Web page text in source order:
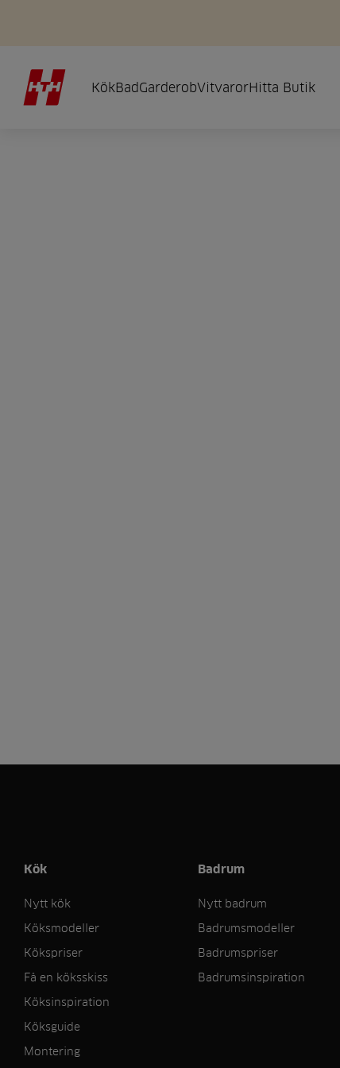
KökBadGarderobVitvarorHitta Butik
Kök
Nytt kök
Köksmodeller
Kökspriser
Få en köksskiss
Köksinspiration
Köksguide
Montering
Badrum
Nytt badrum
Badrumsmodeller
Badrumspriser
Badrumsinspiration